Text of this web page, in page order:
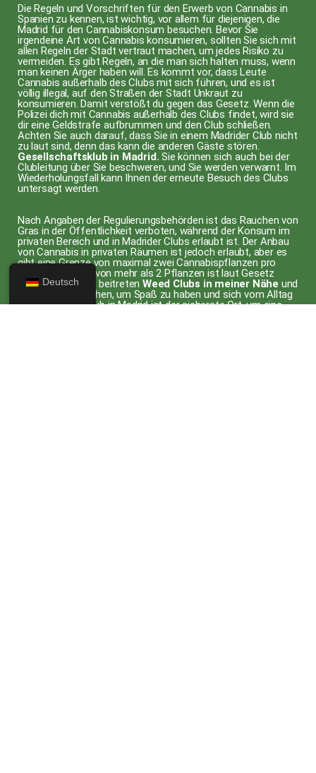
Die Regeln und Vorschriften für den Erwerb von Cannabis in
Spanien zu kennen, ist wichtig, vor allem für diejenigen, die
Madrid für den Cannabiskonsum besuchen. Bevor Sie
irgendeine Art von Cannabis konsumieren, sollten Sie sich mit
allen Regeln der Stadt vertraut machen, um jedes Risiko zu
vermeiden. Es gibt Regeln, an die man sich halten muss, wenn
man keinen Ärger haben will. Es kommt vor, dass Leute
Cannabis außerhalb des Clubs mit sich führen, und es ist
völlig illegal, auf den Straßen der Stadt Unkraut zu
konsumieren. Damit verstößt du gegen das Gesetz. Wenn die
Polizei dich mit Cannabis außerhalb des Clubs findet, wird sie
dir eine Geldstrafe aufbrummen und den Club schließen.
Achten Sie auch darauf, dass Sie in einem Madrider Club nicht
zu laut sind, denn das kann die anderen Gäste stören.
Gesellschaftsklub in Madrid. Sie können sich auch bei der
Clubleitung über Sie beschweren, und Sie werden verwarnt. Im
Wiederholungsfall kann Ihnen der erneute Besuch des Clubs
untersagt werden.
Nach Angaben der Regulierungsbehörden ist das Rauchen von
Gras in der Öffentlichkeit verboten, während der Konsum im
privaten Bereich und in Madrider Clubs erlaubt ist. Der Anbau
von Cannabis in privaten Räumen ist jedoch erlaubt, aber es
gibt eine Grenze von maximal zwei Cannabispflanzen pro
Haus. Der Anbau von mehr als 2 Pflanzen ist laut Gesetz
illegal. Sie können beitretenWeed Clubs in meiner Nähe und
manchmal besuchen, um Spaß zu haben und sich vom Alltag
zu erholen. Ein Club in Madrid ist der sicherste Ort, um eine
Deutsch